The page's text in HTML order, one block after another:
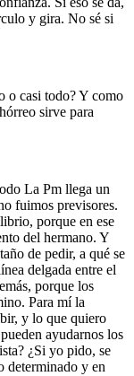
y gira. No sé si
o casi todo? Y como
sirve para
La Pm llega un
fuimos previsores.
porque en ese
del hermano. Y
de pedir, a qué se
delgada entre el
porque los
Para mí la
y lo que quiero
ayudarnos los
¿Si yo pido, se
determinado y en